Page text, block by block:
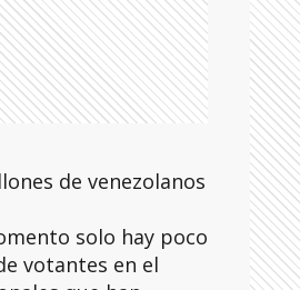
de venezolanos
solo hay poco
votantes en el